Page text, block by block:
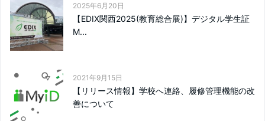
2025年6月20日
【EDIX関西2025(教育総合展)】デジタル学生証
M...
2021年9月15日
【リリース情報】学校へ連絡、履修管理機能の改
善について